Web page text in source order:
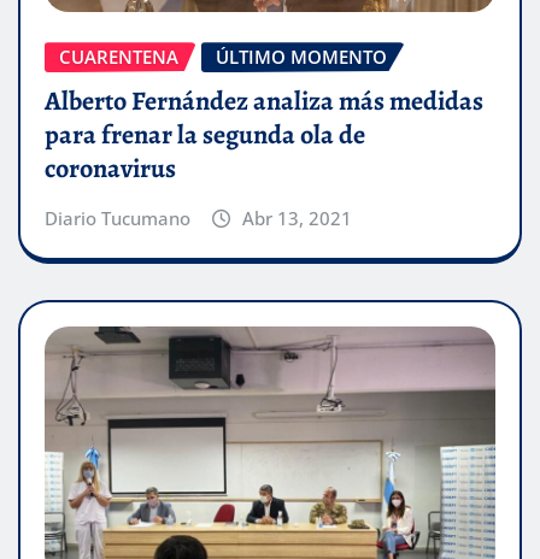
CUARENTENA ÚLTIMO MOMENTO
Alberto Fernández analiza más medidas
para frenar la segunda ola de
coronavirus
Diario Tucumano Abr 13, 2021